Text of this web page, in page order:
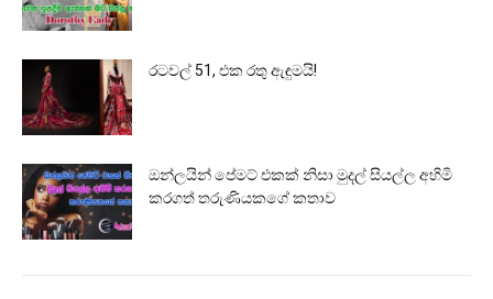
රටවල් 51, එක රතු ඇඳුමයි!
ඔන්ලයින් පේමට් එකක් නිසා මුදල් සියල්ල අහිමි
කරගත් තරුණියකගේ කතාව